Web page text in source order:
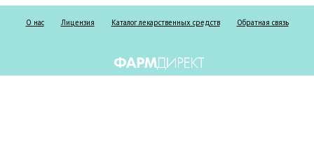
О нас Лицензия Каталог лекарственных средств Обратная связь